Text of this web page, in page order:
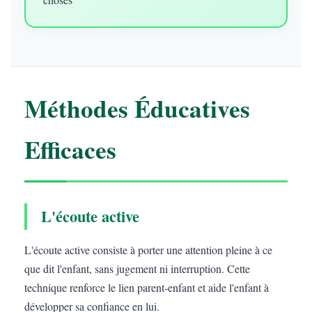
Méthodes Éducatives
Efficaces
L'écoute active
L'écoute active consiste à porter une attention pleine à ce
que dit l'enfant, sans jugement ni interruption. Cette
technique renforce le lien parent-enfant et aide l'enfant à
développer sa confiance en lui.